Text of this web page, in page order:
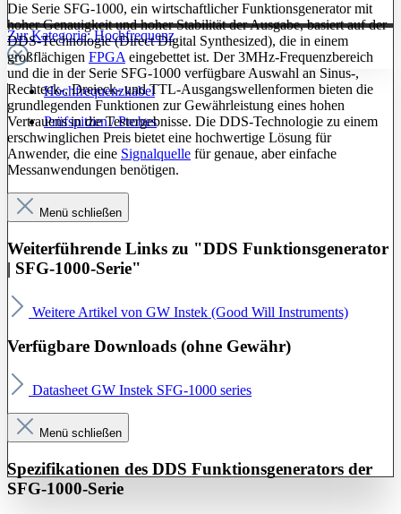
Zur Kategorie: Hochfrequenz
Hochfrequenzkabel
Prüfspitzen / Probes
Die Serie SFG-1000, ein wirtschaftlicher Funktionsgenerator mit
hoher Genauigkeit und hoher Stabilität der Ausgabe, basiert auf der
DDS-Technologie (Direct Digital Synthesized), die in einem
großflächigen FPGA eingebettet ist. Der 3MHz-Frequenzbereich
und die in der Serie SFG-1000 verfügbare Auswahl an Sinus-,
Rechteck-, Dreieck- und TTL-Ausgangswellenformen bieten die
grundlegenden Funktionen zur Gewährleistung eines hohen
Vertrauens in die Testergebnisse. Die DDS-Technologie zu einem
erschwinglichen Preis bietet eine hochwertige Lösung für
Anwender, die eine Signalquelle für genaue, aber einfache
Messanwendungen benötigen.
Menü schließen
Weiterführende Links zu "DDS Funktionsgenerator
| SFG-1000-Serie"
Weitere Artikel von GW Instek (Good Will Instruments)
Verfügbare Downloads (ohne Gewähr)
Datasheet GW Instek SFG-1000 series
Menü schließen
Spezifikationen des DDS Funktionsgenerators der
SFG-1000-Serie